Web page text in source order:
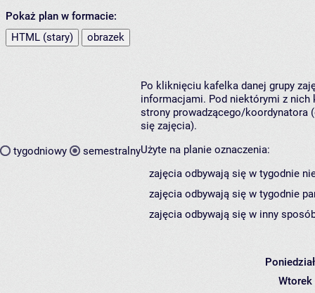
Pokaż plan w formacie:
HTML (stary)
obrazek
tygodniowy semestralny
Po kliknięciu kafelka danej grupy
informacjami. Pod niektórymi z nich
strony prowadzącego/koordynatora
się zajęcia).
Użyte na planie oznaczenia:
zajęcia odbywają się w tygodnie
zajęcia odbywają się w tygodnie
zajęcia odbywają się w inny
Wtorek